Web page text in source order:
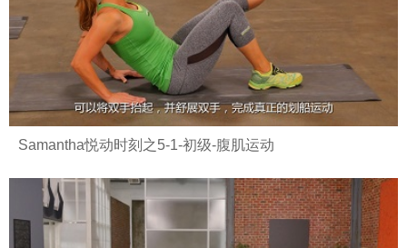
Samantha悦动时刻之5-1-初级-腹肌运动